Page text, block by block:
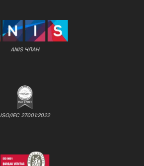
ANIS ЧЛАН
ISO/IEC 27001:2022